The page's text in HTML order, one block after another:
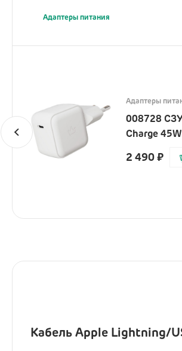
Адаптеры питания
Адаптеры
008728
Charge
2 490₽
Кабель Apple Lightning/